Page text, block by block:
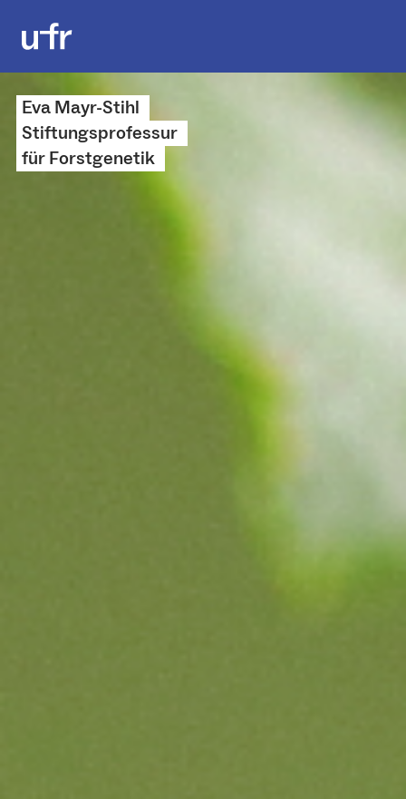
Eva Mayr-Stihl
Stiftungsprofessur
für Forstgenetik